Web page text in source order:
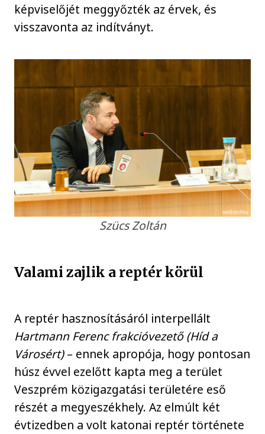
képviselőjét meggyőzték az érvek, és
visszavonta az indítványt.
Szücs Zoltán
Valami zajlik a reptér körül
A reptér hasznosításáról interpellált
Hartmann Ferenc frakcióvezető (Híd a
Városért)– ennek apropója, hogy pontosan
húsz évvel ezelőtt kapta meg a terület
Veszprém közigazgatási területére eső
részét a megyeszékhely. Az elmúlt két
évtizedben a volt katonai reptér története